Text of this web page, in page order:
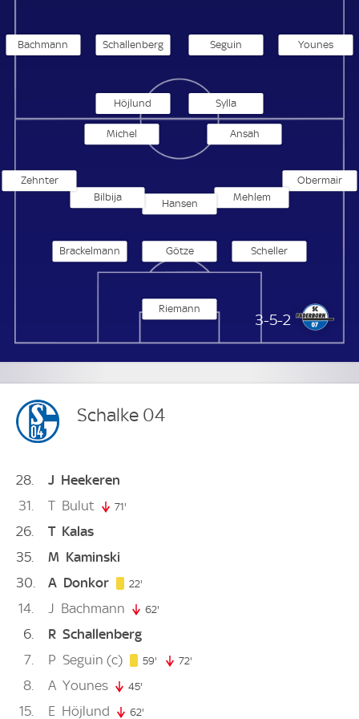
Bachmann Schallenberg Seguin Younes
Höjlund Sylla
SC Paderborn 07
3-5-2
Riemann
Scheller
Götze
Brackelmann
Obermair
Mehlem
Hansen
Bilbija
Zehnter
Ansah
Michel
Schalke 04
28 J Heekeren
31
T Bulut 71'
26 T Kalas
35
M Kaminski
30
A Donkor 22'
14 J Bachmann 62'
6 R Schallenberg
7
P Seguin (c) 59' 59. minute
72'
8 A Younes 45'
15 E Höjlund 62'